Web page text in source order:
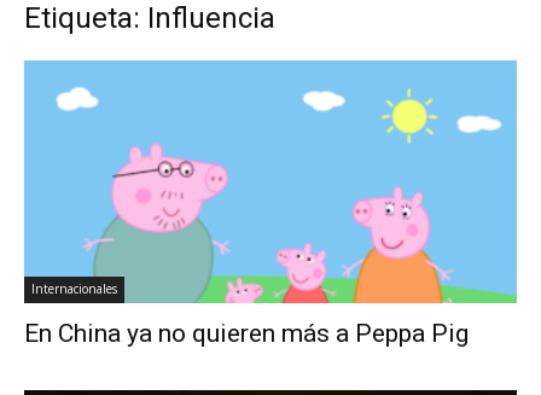
Etiqueta: Influencia
Internacionales
En China ya no quieren más a Peppa Pig